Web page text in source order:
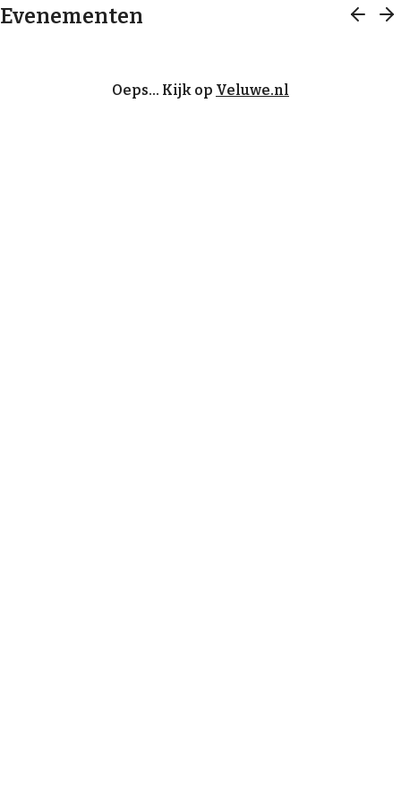
Evenementen
Oeps… Kijk op Veluwe.nl